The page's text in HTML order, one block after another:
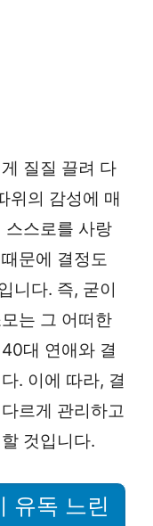
질질 끌려 다
위의 감성에 매
스스로를 사랑
문에 결정도
니다. 즉, 굳이
는 그 어떠한
대 연애와 결
. 이에 따라, 결
르게 관리하고
것입니다.
유독 느린